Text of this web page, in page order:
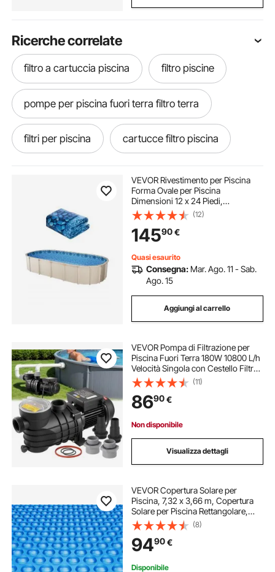
Ricerche correlate
filtro a cartuccia piscina filtro piscine
pompe per piscina fuori terra filtro terra
filtri per piscina cartucce filtro piscina
filtri x piscine a sabbia
cartuccia filtro piscina sabbia x filtri piscina
piscina con filtro pompe filtre piscine
piscina filtro a sabbia
filtri per piscine a sabbia
sabbia per filtro a sabbia per piscina
VEVOR Rivestimento per Piscina
Forma Ovale per Piscina
Dimensioni 12 x 24 Piedi,
Rivestimento Protezione per Pareti
di Piscine Fuori Terra Stile
Sovrapposto, Rivestimento Piscina
in Materiale Vinile
(12)
14590€
Quasi esaurito
Consegna: Mar. Ago. 11 - Sab.
Ago. 15
Aggiungi al carrello
VEVOR Pompa di Filtrazione per
Piscina Fuori Terra 180W 10800 L/h
Velocità Singola con Cestello Filtro
Coperchio, Pompa per Piscina
Fuori Terra Velocità 2850 giri/min
Prevalenza max. 8m Giardino
(11)
8690€
Non disponibile
Visualizza dettagli
VEVOR Copertura Solare per
Piscina, 7,32 x 3,66 m, Copertura
Solare per Piscina Rettangolare,
Spessore 0,4 mm, Protezione per
Piscina per Piscina Interrata Fuori
Terra, per Riscaldamento Acqua,
Blu
(8)
9490€
Disponibile